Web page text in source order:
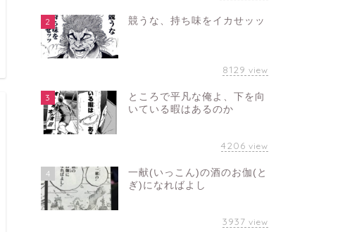
2 競うな、持ち味をイカせッッ
8129 view
3
ところで平凡な俺よ、下を向
いている暇はあるのか
4206 view
4
一献(いっこん)の酒のお伽(と
ぎ)になればよし
3937 view